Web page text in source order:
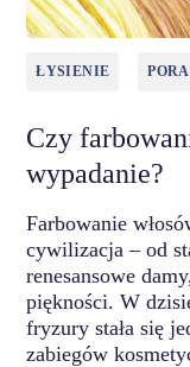
ŁYSIENIE
Czy
wypadanie?
Farbowanie
cywilizacja – od
renesansowe
piękności. W
fryzury stała się
zabiegów